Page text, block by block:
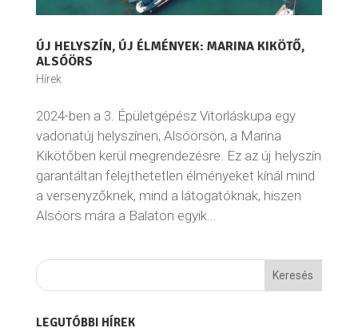
ÚJ HELYSZÍN, ÚJ ÉLMÉNYEK: MARINA KIKÖTŐ,
ALSÓÖRS
Hírek
2024-ben a 3. Épületgépész Vitorláskupa egy
vadonatúj helyszínen, Alsóörsön, a Marina
Kikötőben kerül megrendezésre. Ez az új helyszín
garantáltan felejthetetlen élményeket kínál mind
a versenyzőknek, mind a látogatóknak, hiszen
Alsóörs mára a Balaton egyik...
LEGUTÓBBI HÍREK